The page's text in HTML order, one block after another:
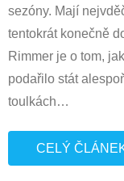
sezóny. Mají
tentokrát konečně
Rimmer je o tom,
podařilo stát
toulkách…
CELÝ